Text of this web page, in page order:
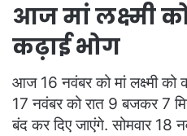
आज मां लक्ष्मी
कढ़ाई भोग
आज 16 नवंबर को मां लक्ष्मी को
17 नवंबर को रात 9 बजकर 7
बंद कर दिए जाएंगे. सोमवार 18